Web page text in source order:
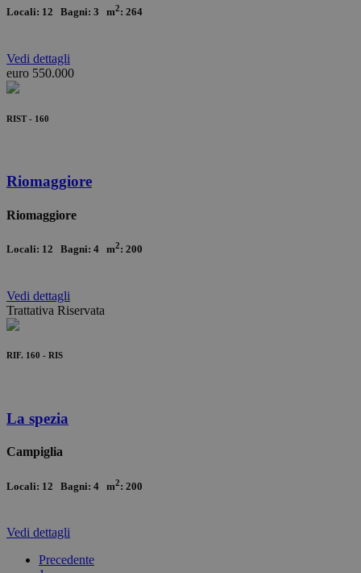
Locali: 12 Bagni: 3 m2: 264
Vedi dettagli
euro 550.000
RIST - 160
Riomaggiore
Riomaggiore
Locali: 12 Bagni: 4 m2: 200
Vedi dettagli
Trattativa Riservata
RIF. 160 - RIS
La spezia
Campiglia
Locali: 12 Bagni: 4 m2: 200
Vedi dettagli
Precedente